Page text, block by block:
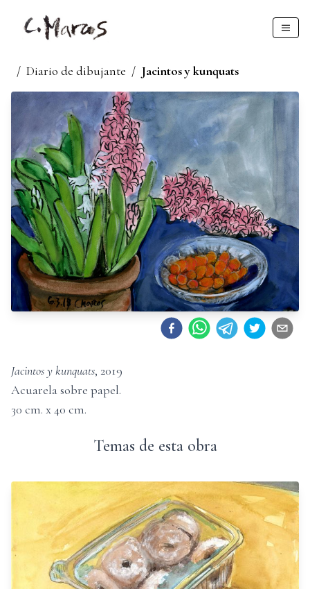
/ Diario de dibujante / Jacintos y kunquats
Jacintos y kunquats, 2019
Acuarela sobre papel.
30 cm. x40 cm.
Temas de esta obra